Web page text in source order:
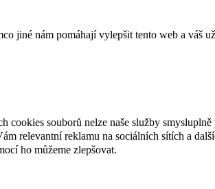
jiné nám pomáhají vylepšit tento web a váš
cookies souborů nelze naše služby smysluplně
relevantní reklamu na sociálních sítích a
ho můžeme zlepšovat.